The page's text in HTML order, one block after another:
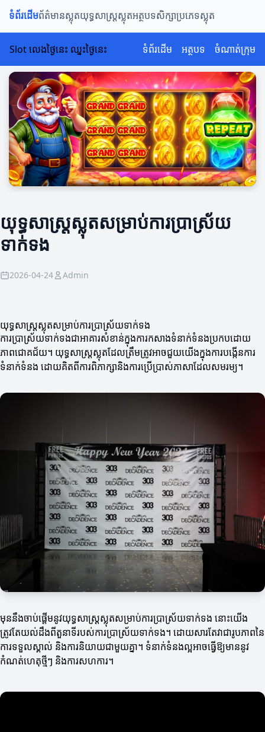
ទំព័រដើមព័ត៌មានស្លុតយុទ្ធសាស្រ្តស្លុតអត្ថបទសិក្សាប្រភេទស្លុត
Slot លេងថ្ងៃនេះ ឈ្នះថ្ងៃនេះ ទំព័រដើម អត្ថបទ ចំណាត់ក្រុម
យុទ្ធសាស្រ្តស្លុតសម្រាប់ការប្រាស្រ័យ
ទាក់ទង
2026-04-24 Admin
យុទ្ធសាស្រ្តស្លុតសម្រាប់ការប្រាស្រ័យទាក់ទង
ការប្រាស្រ័យទាក់ទងជាអាគារសំខាន់ក្នុងការកសាងទំនាក់ទំនងប្រកបដោយ
ភាពជោគជ័យ។ យុទ្ធសាស្រ្តស្លុតដែលត្រឹមត្រូវអាចជួយយើងក្នុងការបង្កើនការ
ទំនាក់ទំនង ដោយគិតពីការពិភាក្សានិងការប្រើប្រាស់ភាសាដែលសមរម្យ។
មុននឹងចាប់ផ្តើមនូវយុទ្ធសាស្រ្តស្លុតសម្រាប់ការប្រាស្រ័យទាក់ទង នោះយើង
ត្រូវតែយល់ដឹងពីតួនាទីរបស់ការប្រាស្រ័យទាក់ទង។ ដោយសារតែវាជារូបភាពនៃ
ការទទួលស្គាល់ និងការនិយាយជាមួយគ្នា។ ទំនាក់ទំនងល្អអាចធ្វើឱ្យមាននូវ
កំណត់ហេតុថ្មីៗ និងការសហការ។